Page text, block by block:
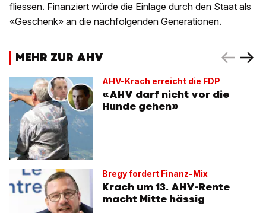
fliessen. Finanziert würde die Einlage durch den Staat als
«Geschenk» an die nachfolgenden Generationen.
MEHR ZUR AHV
AHV-Krach erreicht die FDP
«AHV darf nicht vor die
Hunde gehen»
Bregy fordert Finanz-Mix
Krach um 13. AHV-Rente
macht Mitte hässig